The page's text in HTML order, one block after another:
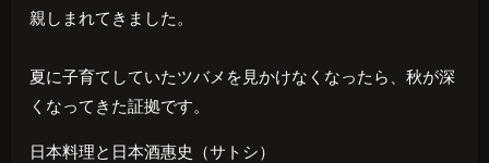
親しまれてきました。
夏に子育てしていたツバメを見かけなくなったら、秋が深
くなってきた証拠です。
日本料理と日本酒惠史（サトシ）